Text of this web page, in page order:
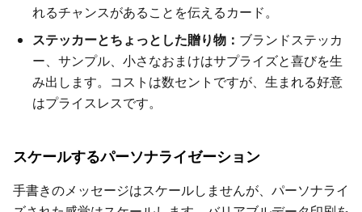
れるチャンスがあることを伝えるカード。
ステッカーとちょっとした贈り物： ブランドステッカ
ー、サンプル、小さなおまけはサプライズと喜びを生
み出します。コストは数セントですが、生まれる好意
はプライスレスです。
スケールするパーソナライゼーション
手書きのメッセージはスケールしませんが、パーソナライ